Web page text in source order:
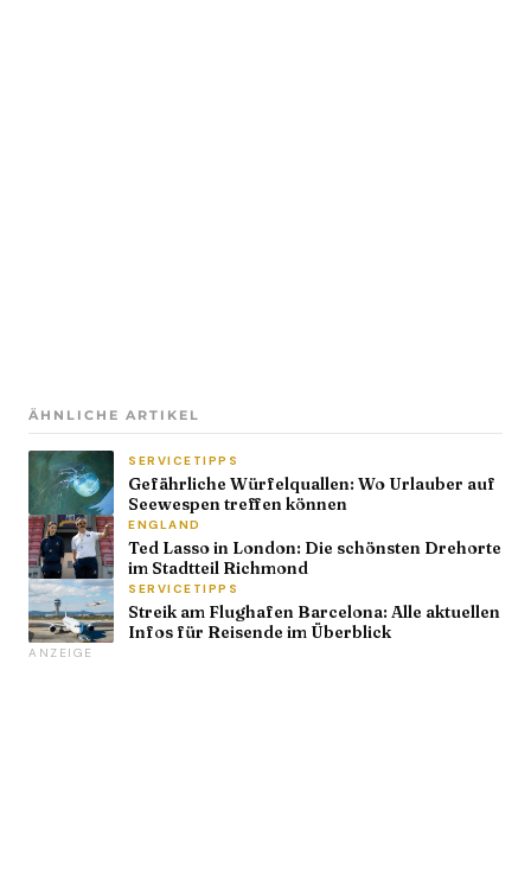
ÄHNLICHE ARTIKEL
SERVICETIPPS
Gefährliche Würfelquallen: Wo Urlauber auf
Seewespen treffen können
ENGLAND
Ted Lasso in London: Die schönsten Drehorte
im Stadtteil Richmond
SERVICETIPPS
Streik am Flughafen Barcelona: Alle aktuellen
Infos für Reisende im Überblick
ANZEIGE